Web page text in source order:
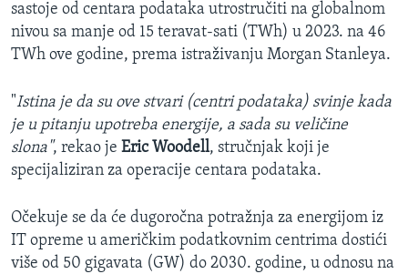
sastoje od centara podataka utrostručiti na globalnom
nivou sa manje od 15 teravat-sati (TWh) u 2023. na 46
TWh ove godine, prema istraživanju Morgan Stanleya.
"Istina je da su ove stvari (centri podataka) svinje kada
je u pitanju upotreba energije, a sada su veličine
slona", rekao je Eric Woodell, stručnjak koji je
specijaliziran za operacije centara podataka.
Očekuje se da će dugoročna potražnja za energijom iz
IT opreme u američkim podatkovnim centrima dostići
više od 50 gigavata (GW) do 2030. godine, u odnosu na